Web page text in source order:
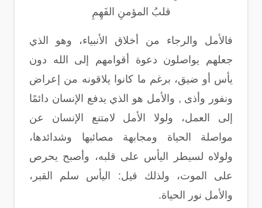
قلبُ المؤمنِ الفَهِمِ
فالأمل والرجاء من أخلاق الأنبياء، وهو الذي
جعلهم يواصلون دعوة أقوامهم إلى الله دون
يأس أو ضيق، برغم ما كانوا يلاقونه من إعراض
ونفور وأذى , والأمل هو الذي يدفع الإنسان دائمًا
إلى العمل، ولولا الأمل لامتنع الإنسان عن
مواصلة الحياة ومجابهة مصائبها وشدائدها،
ولولاه لسيطر اليأس على قلبه، وأصبح يحرص
على الموت، ولذلك قيل: اليأس سلم القبر،
والأمل نور الحياة.